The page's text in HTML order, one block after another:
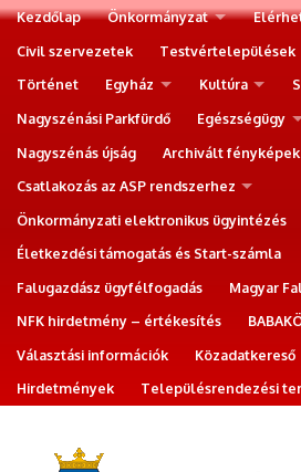
Kezdőlap Önkormányzat
Civil szervezetek
Testvértelepülések
Történet
Egyház Kultúra
Nagyszénási Parkfürdő
Egészségügy
Nagyszénás újság
Archivált fényképek
Csatlakozás az ASP rendszerhez
Önkormányzati elektronikus ügyintézés
Életkezdési támogatás és Start-számla
Falugazdász ügyfélfogadás
Magyar
NFK hirdetmény – értékesítés
Választási információk
Közadatkereső
Hirdetmények
Településrendezési